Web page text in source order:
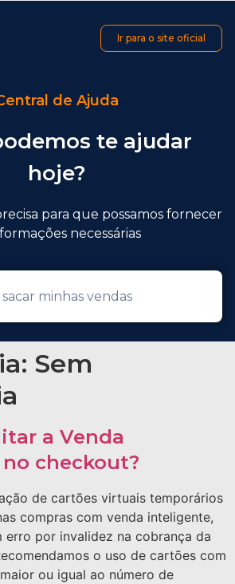
Ir para o site oficial
de Ajuda
te ajudar
hoje?
para que possamos fornecer
necessárias
Sem
a Venda
checkout?
de cartões virtuais temporários
compras com venda inteligente,
erro por invalidez na cobrança da
o uso de cartões com
ou igual ao número de